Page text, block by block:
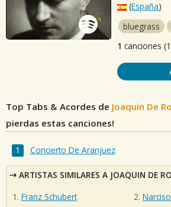
(España)
bluegrass
1 canciones
Top Tabs & Acordes de Joaquin De
pierdas estas canciones!
Concierto De Aranjuez
ARTISTAS SIMILARES A JOAQUIN DE
Franz Schubert